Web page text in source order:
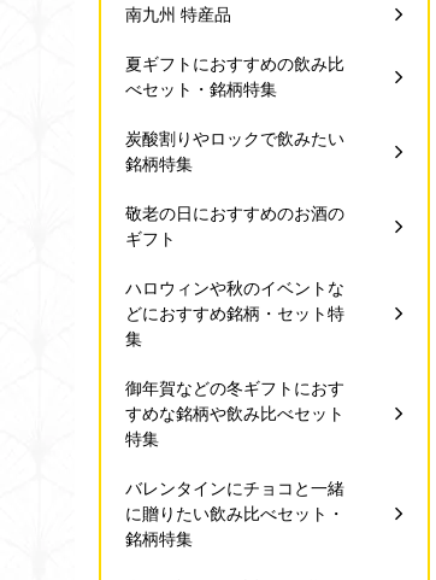
南九州 特産品
夏ギフトにおすすめの飲み比
べセット・銘柄特集
炭酸割りやロックで飲みたい
銘柄特集
敬老の日におすすめのお酒の
ギフト
ハロウィンや秋のイベントな
どにおすすめ銘柄・セット特
集
御年賀などの冬ギフトにおす
すめな銘柄や飲み比べセット
特集
バレンタインにチョコと一緒
に贈りたい飲み比べセット・
銘柄特集